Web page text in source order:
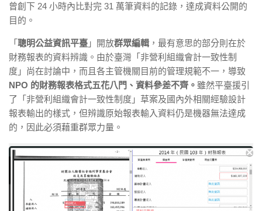
曾創下 24 小時內比對完 31 萬筆資料的記錄，達成資料公開的
目的。
「 聰明公益資訊平臺 」開放群眾編輯 ，最有意思的部分則在於
財務報表的資料辨識。由於臺灣「非營利組織會計一致性制
度」尚在討論中，而且各主管機關目前的管理規範不一，導致
NPO 的財務報表格式五花八門、資料參差不齊。 雖然平臺援引
了「非營利組織會計一致性制度」草案及國內外相關經驗設計
報表輸出的樣式，但辨識原始報表輸入資料仍是機器無法達成
的，因此必須藉重群眾力量。